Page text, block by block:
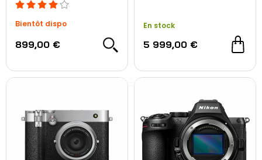
Bientôt dispo
899,00 €
En stock
5 999,00 €